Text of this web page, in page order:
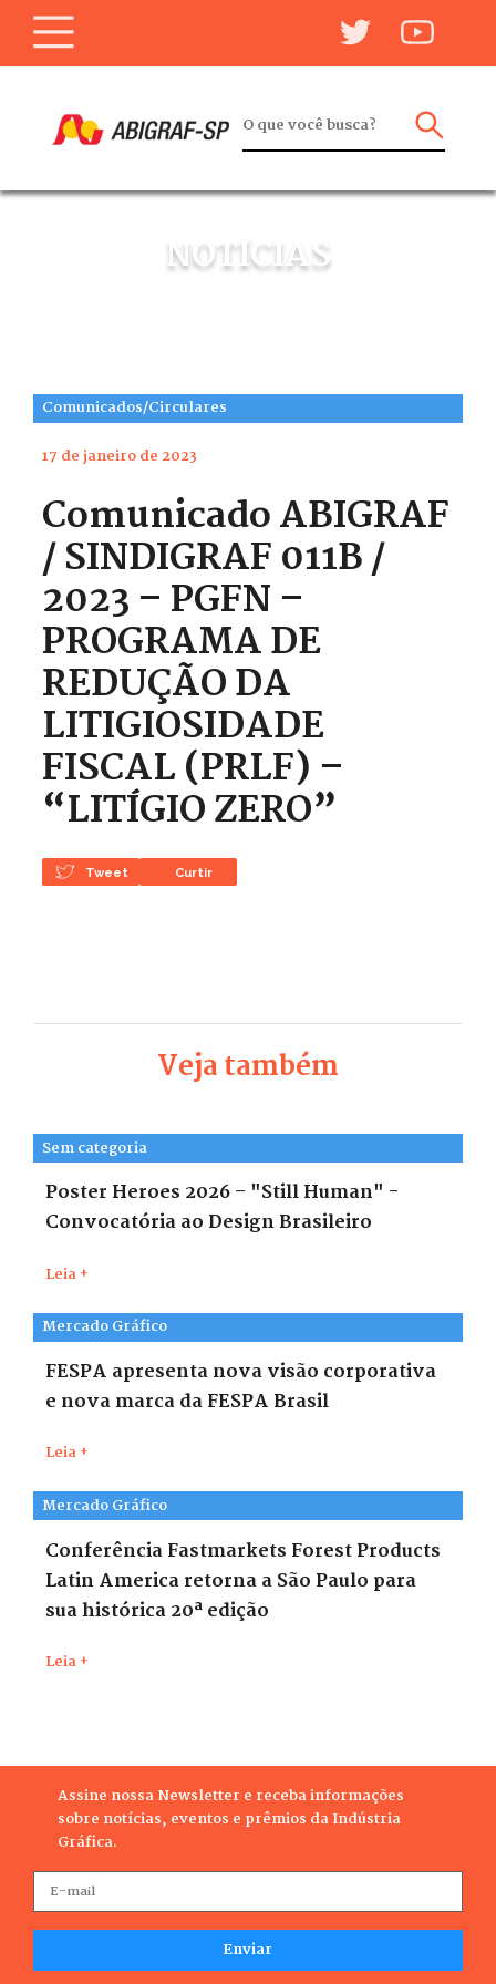
NOTÍCIAS
Comunicados/Circulares
17 de janeiro de 2023
Comunicado ABIGRAF
/ SINDIGRAF 011B /
2023 – PGFN –
PROGRAMA DE
REDUÇÃO DA
LITIGIOSIDADE
FISCAL (PRLF) –
“LITÍGIO ZERO”
Tweet Curtir
Veja também
Sem categoria
Poster Heroes 2026 – "Still Human" -
Convocatória ao Design Brasileiro
Leia +
Mercado Gráfico
FESPA apresenta nova visão corporativa
e nova marca da FESPA Brasil
Leia +
Mercado Gráfico
Conferência Fastmarkets Forest Products
Latin America retorna a São Paulo para
sua histórica 20ª edição
Leia +
Assine nossa Newsletter e receba informações
sobre notícias, eventos e prêmios da Indústria
Gráfica.